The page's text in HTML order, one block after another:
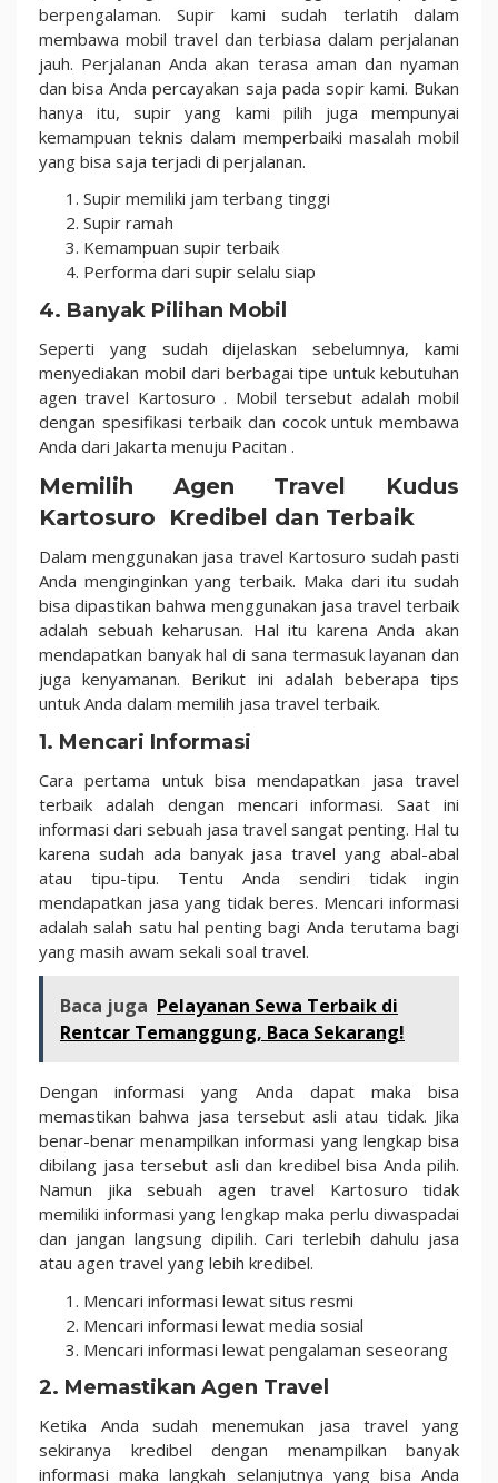
berpengalaman. Supir kami sudah terlatih dalam
membawa mobil travel dan terbiasa dalam perjalanan
jauh. Perjalanan Anda akan terasa aman dan nyaman
dan bisa Anda percayakan saja pada sopir kami. Bukan
hanya itu, supir yang kami pilih juga mempunyai
kemampuan teknis dalam memperbaiki masalah mobil
yang bisa saja terjadi di perjalanan.
Supir memiliki jam terbang tinggi
Supir ramah
Kemampuan supir terbaik
Performa dari supir selalu siap
4. Banyak Pilihan Mobil
Seperti yang sudah dijelaskan sebelumnya, kami
menyediakan mobil dari berbagai tipe untuk kebutuhan
agen travel Kartosuro . Mobil tersebut adalah mobil
dengan spesifikasi terbaik dan cocok untuk membawa
Anda dari Jakarta menuju Pacitan .
Memilih Agen Travel Kudus
Kartosuro Kredibel dan Terbaik
Dalam menggunakan jasa travel Kartosuro sudah pasti
Anda menginginkan yang terbaik. Maka dari itu sudah
bisa dipastikan bahwa menggunakan jasa travel terbaik
adalah sebuah keharusan. Hal itu karena Anda akan
mendapatkan banyak hal di sana termasuk layanan dan
juga kenyamanan. Berikut ini adalah beberapa tips
untuk Anda dalam memilih jasa travel terbaik.
1. Mencari Informasi
Cara pertama untuk bisa mendapatkan jasa travel
terbaik adalah dengan mencari informasi. Saat ini
informasi dari sebuah jasa travel sangat penting. Hal tu
karena sudah ada banyak jasa travel yang abal-abal
atau tipu-tipu. Tentu Anda sendiri tidak ingin
mendapatkan jasa yang tidak beres. Mencari informasi
adalah salah satu hal penting bagi Anda terutama bagi
yang masih awam sekali soal travel.
Baca juga Pelayanan Sewa Terbaik di
Rentcar Temanggung, Baca Sekarang!
Dengan informasi yang Anda dapat maka bisa
memastikan bahwa jasa tersebut asli atau tidak. Jika
benar-benar menampilkan informasi yang lengkap bisa
dibilang jasa tersebut asli dan kredibel bisa Anda pilih.
Namun jika sebuah agen travel Kartosuro tidak
memiliki informasi yang lengkap maka perlu diwaspadai
dan jangan langsung dipilih. Cari terlebih dahulu jasa
atau agen travel yang lebih kredibel.
Mencari informasi lewat situs resmi
Mencari informasi lewat media sosial
Mencari informasi lewat pengalaman seseorang
2. Memastikan Agen Travel
Ketika Anda sudah menemukan jasa travel yang
sekiranya kredibel dengan menampilkan banyak
informasi maka langkah selanjutnya yang bisa Anda